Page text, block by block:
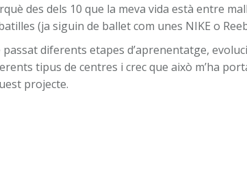
des dels 10 que la meva vida està entre
(ja siguin de ballet com unes NIKE o
passat diferents etapes d’aprenentatge,
tipus de centres i crec que això m’ha
projecte.